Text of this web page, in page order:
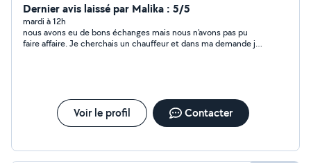
Dernier avis laissé par Malika : 5/5
mardi à 12h
nous avons eu de bons échanges mais nous n'avons pas pu
faire affaire. Je cherchais un chauffeur et dans ma demande je
Voir le profil Contacter